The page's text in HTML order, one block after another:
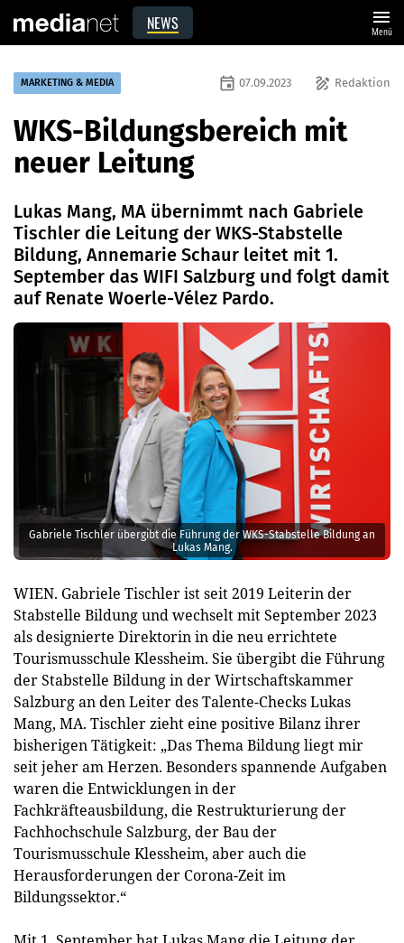
NEWS menu
Menü
Gabriele Tischler übergibt die Führung der WKS-Stabstelle Bildung an
Lukas Mang.
MARKETING & MEDIA draw Redaktion
event 07.09.2023
WKS-Bildungsbereich mit
neuer Leitung
Lukas Mang, MA übernimmt nach Gabriele
Tischler die Leitung der WKS-Stabstelle
Bildung, Annemarie Schaur leitet mit 1.
September das WIFI Salzburg und folgt damit
auf Renate Woerle-Vélez Pardo.
WIEN. Gabriele Tischler ist seit 2019 Leiterin der
Stabstelle Bildung und wechselt mit September 2023
als designierte Direktorin in die neu errichtete
Tourismusschule Klessheim. Sie übergibt die Führung
der Stabstelle Bildung in der Wirtschaftskammer
Salzburg an den Leiter des Talente-Checks Lukas
Mang, MA. Tischler zieht eine positive Bilanz ihrer
bisherigen Tätigkeit: „Das Thema Bildung liegt mir
seit jeher am Herzen. Besonders spannende Aufgaben
waren die Entwicklungen in der
Fachkräfteausbildung, die Restrukturierung der
Fachhochschule Salzburg, der Bau der
Tourismusschule Klessheim, aber auch die
Herausforderungen der Corona-Zeit im
Bildungssektor.“